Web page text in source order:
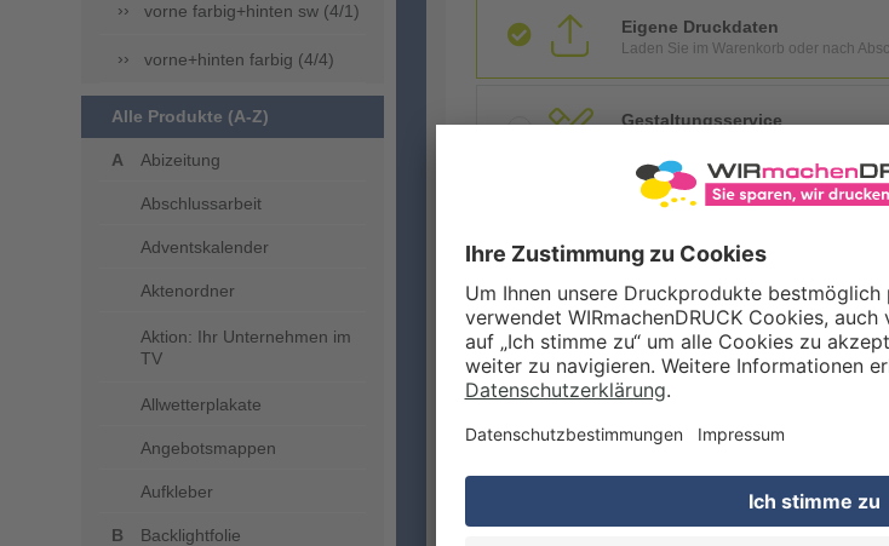
vorne farbig+hinten sw (4/1)
vorne+hinten farbig (4/4)
Alle Produkte (A-Z)
Abizeitung
Abschlussarbeit
Adventskalender
Aktenordner
Aktion: Ihr Unternehmen im
TV
Allwetterplakate
Angebotsmappen
Aufkleber
Backlightfolie
Eigene Druckdaten
Laden Sie im Warenkorb oder nach
Gestaltungsservice
Qualitätskontrolle (von Experten empf.)
VERARBEITUNG & VEREDELUNG